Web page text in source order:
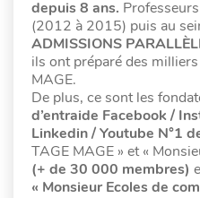
depuis 8 ans.
(2012 à 2015) puis au
ADMISSIONS
ils ont préparé des
MAGE.
De plus, ce sont les
d’entraide Facebook /
Linkedin / Youtube N°1
TAGE MAGE » et «
(+ de 30 000 membres)
« Monsieur Ecoles de